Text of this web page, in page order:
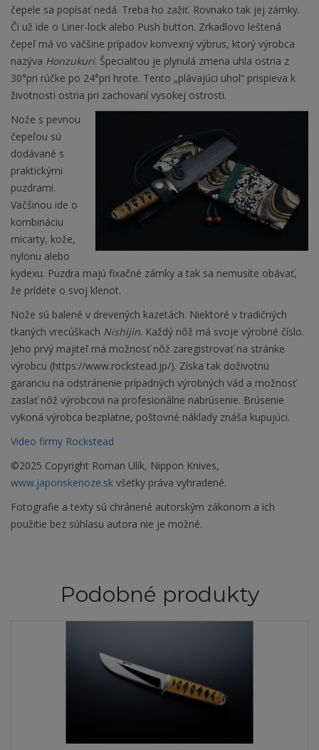
čepele sa popísať nedá. Treba ho zažiť. Rovnako tak jej zámky.
Či už ide o Liner-lock alebo Push button. Zrkadlovo leštená
čepeľ má vo väčšine prípadov konvexný výbrus, ktorý výrobca
nazýva Honzukuri. Špecialitou je plynulá zmena uhla ostria z
30°pri rúčke po 24°pri hrote. Tento „plávajúci uhol“ prispieva k
životnosti ostria pri zachovaní vysokej ostrosti.
Nože s pevnou
čepeľou sú
dodávané s
praktickými
puzdrami.
Väčšinou ide o
kombináciu
micarty, kože,
nylonu alebo
kydexu. Puzdra majú fixačné zámky a tak sa nemusíte obávať,
že prídete o svoj klenot.
Nože sú balené v drevených kazetách. Niektoré v tradičných
tkaných vrecúškach Nishijin. Každý nôž má svoje výrobné číslo.
Jeho prvý majiteľ má možnosť nôž zaregistrovať na stránke
výrobcu (https://www.rockstead.jp/). Získa tak doživotnú
garanciu na odstránenie prípadných výrobných vád a možnosť
zaslať nôž výrobcovi na profesionálne nabrúsenie. Brúsenie
vykoná výrobca bezplatne, poštovné náklady znáša kupujúci.
Video firmy Rockstead
©2025 Copyright Roman Ulík, Nippon Knives,
www.japonskenoze.sk všetky práva vyhradené.
Fotografie a texty sú chránené autorským zákonom a ich
použitie bez súhlasu autora nie je možné.
Podobné produkty